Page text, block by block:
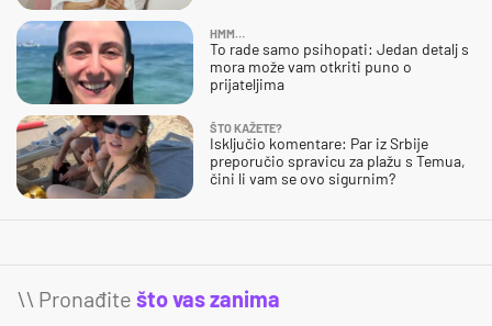
HMM…
To rade samo psihopati: Jedan detalj s
mora može vam otkriti puno o
prijateljima
ŠTO KAŽETE?
Isključio komentare: Par iz Srbije
preporučio spravicu za plažu s Temua,
čini li vam se ovo sigurnim?
\\ Pronađite što vas zanima